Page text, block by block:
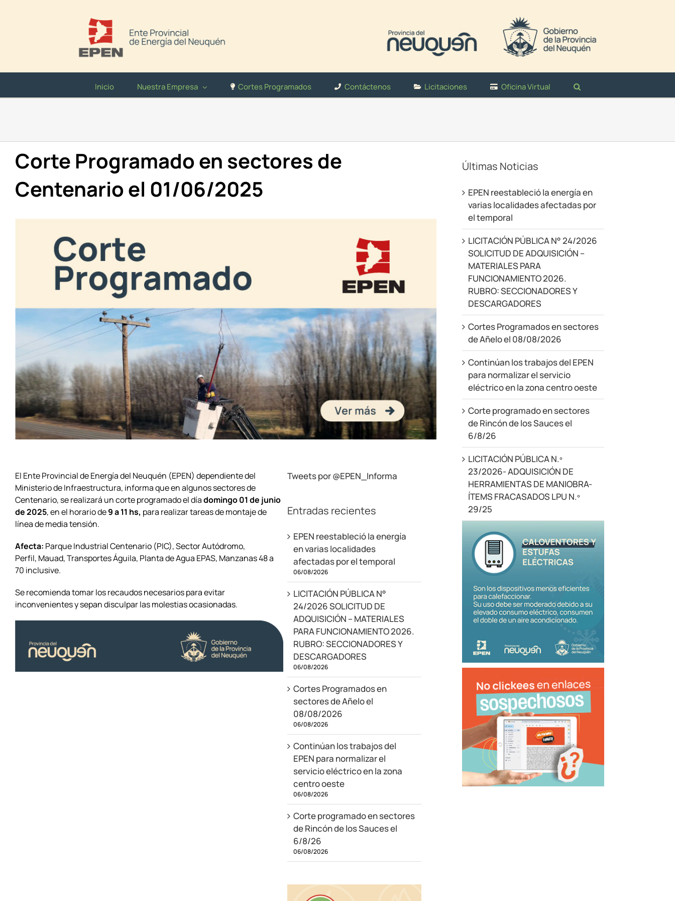
Inicio Nuestra Empresa Cortes Programados Contáctenos Licitaciones Oficina Virtual
Corte Programado en sectores de
Centenario el 01/06/2025
El Ente Provincial de Energía del Neuquén (EPEN) dependiente del
Ministerio de Infraestructura, informa que en algunos sectores de
Centenario, se realizará un corte programado el díadomingo 01 de junio
de 2025, en el horario de9 a 11 hs, para realizar tareas de montaje de
línea de media tensión.
Afecta: Parque Industrial Centenario (PIC), Sector Autódromo,
Perfil, Mauad, Transportes Águila, Planta de Agua EPAS, Manzanas 48 a
70 inclusive.
Se recomienda tomar los recaudos necesarios para evitar
inconvenientes y sepan disculpar las molestias ocasionadas.
Tweets por @EPEN_Informa
Entradas recientes
EPEN reestableció la energía
en varias localidades
afectadas por el temporal
06/08/2026
LICITACIÓN PÚBLICA N°
24/2026 SOLICITUD DE
ADQUISICIÓN – MATERIALES
PARA FUNCIONAMIENTO 2026.
RUBRO: SECCIONADORES Y
DESCARGADORES
06/08/2026
Cortes Programados en
sectores de Añelo el
08/08/2026
06/08/2026
Continúan los trabajos del
EPEN para normalizar el
servicio eléctrico en la zona
centro oeste
06/08/2026
Corte programado en sectores
de Rincón de los Sauces el
6/8/26
06/08/2026
Últimas Noticias
EPEN reestableció la energía en
varias localidades afectadas por
el temporal
LICITACIÓN PÚBLICA N° 24/2026
SOLICITUD DE ADQUISICIÓN –
MATERIALES PARA
FUNCIONAMIENTO 2026.
RUBRO: SECCIONADORES Y
DESCARGADORES
Cortes Programados en sectores
de Añelo el 08/08/2026
Continúan los trabajos del EPEN
para normalizar el servicio
eléctrico en la zona centro oeste
Corte programado en sectores
de Rincón de los Sauces el
6/8/26
LICITACIÓN PÚBLICA N.º
23/2026- ADQUISICIÓN DE
HERRAMIENTAS DE MANIOBRA-
ÍTEMS FRACASADOS LPU N.º
29/25